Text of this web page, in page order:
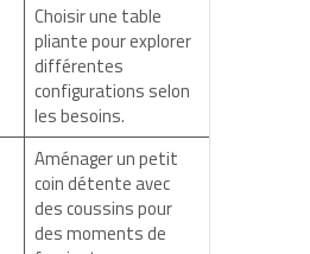
Choisir une table
pliante pour explorer
différentes
configurations selon
les besoins.
Aménager un petit
coin détente avec
des coussins pour
des moments de